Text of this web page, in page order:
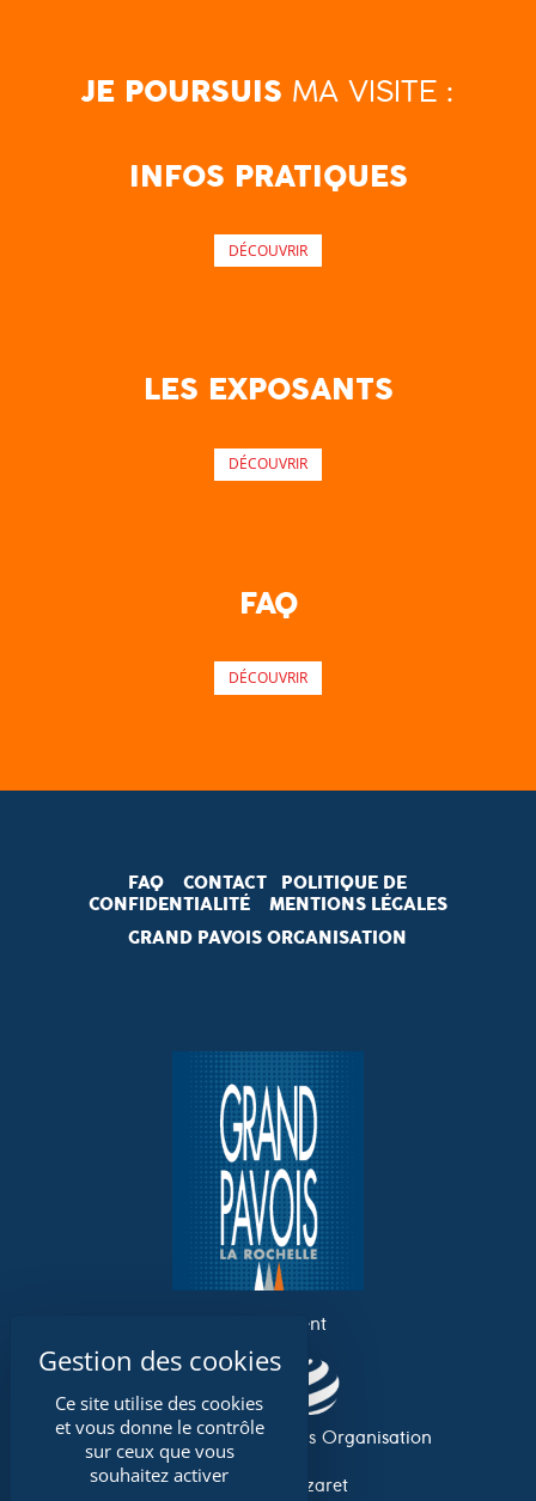
Ce site utilise des cookies
et vous donne le contrôle
sur ceux que vous
souhaitez activer
JE POURSUIS MA VISITE :
INFOS PRATIQUES
DÉCOUVRIR
LES EXPOSANTS
DÉCOUVRIR
FAQ
DÉCOUVRIR
FAQ CONTACT POLITIQUE DE
CONFIDENTIALITÉ
MENTIONS LÉGALES
GRAND PAVOIS ORGANISATION
un événement
Association Grand Pavois Organisation
Avenue du Lazaret